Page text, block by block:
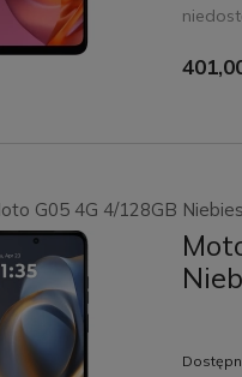
G05 4G 4/128GB